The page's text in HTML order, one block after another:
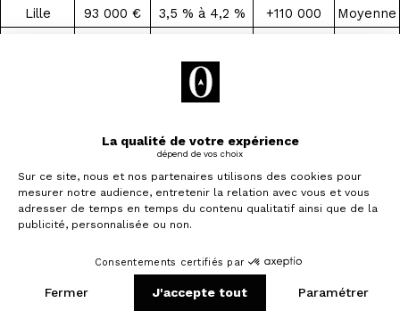
Lille
93 000 € 3,5 % à 4,2 % +110 000
Moyenne
Ces chiffres sont donnés à titre indicatif et
L’idéal est decroiser les données sur la tension
locative et la demande étudiantelocale pour
affiner votre sélection.
Je souhaite investir